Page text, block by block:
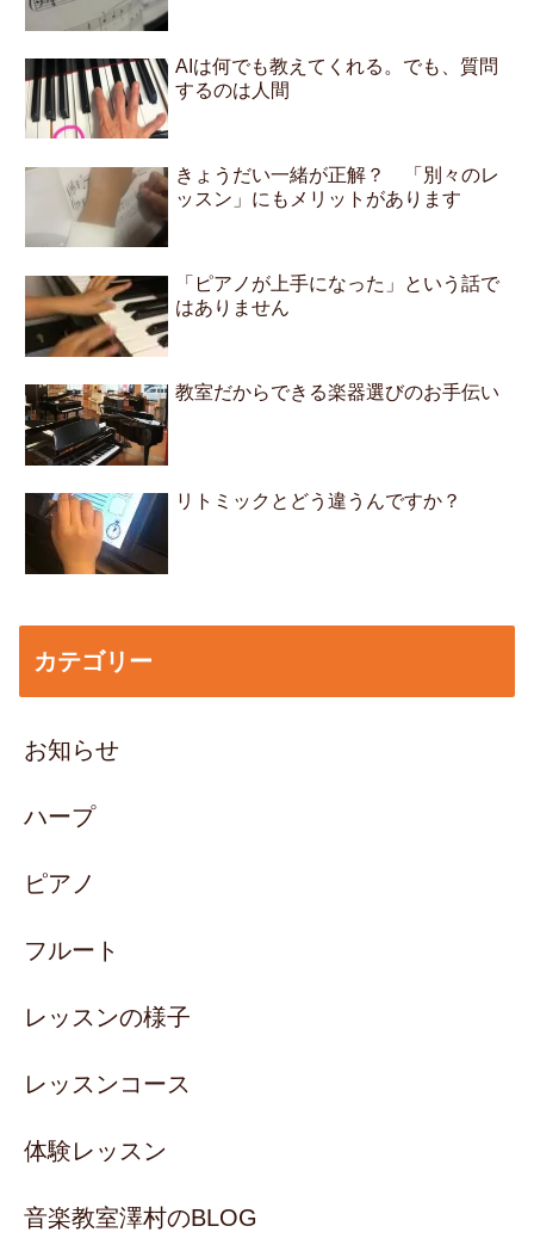
AIは何でも教えてくれる。でも、質問
するのは人間
きょうだい一緒が正解？ 「別々のレ
ッスン」にもメリットがあります
「ピアノが上手になった」という話で
はありません
教室だからできる楽器選びのお手伝い
リトミックとどう違うんですか？
カテゴリー
お知らせ
ハープ
ピアノ
フルート
レッスンの様子
レッスンコース
体験レッスン
音楽教室澤村のBLOG